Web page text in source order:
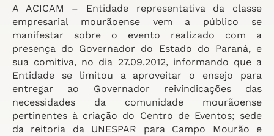
A ACICAM – Entidade representativa da classe
empresarial mourãoense vem a público se
manifestar sobre o evento realizado com a
presença do Governador do Estado do Paraná, e
sua comitiva, no dia 27.09.2012, informando que a
Entidade se limitou a aproveitar o ensejo para
entregar ao Governador reivindicações das
necessidades da comunidade mourãoense
pertinentes à criação do Centro de Eventos; sede
da reitoria da UNESPAR para Campo Mourão e